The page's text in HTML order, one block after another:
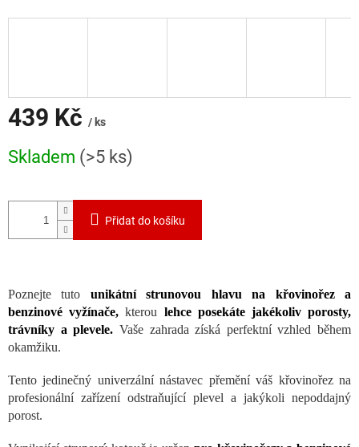
439 Kč / ks
cena:
Skladem (>5 ks)
Přidat do košíku
Poznejte tuto unikátní strunovou hlavu na křovinořez a
benzinové vyžínače, kterou lehce posekáte jakékoliv porosty,
trávníky a plevele. Vaše zahrada získá perfektní vzhled během
okamžiku.
Tento jedinečný univerzální nástavec přemění váš křovinořez na
profesionální zařízení odstraňující plevel a jakýkoli nepoddajný
porost.